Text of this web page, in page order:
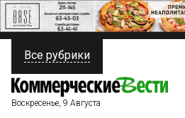
ПОЛИТИКА
ФИНАНСЫ
Все рубрики
Воскресенье, 9 Августа